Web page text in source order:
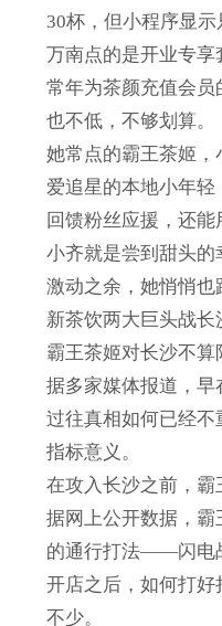
30杯，但小程序显示
万南点的是开业专享
常年为茶颜充值会
也不低，不够划算。
她常点的霸王茶姬，
爱追星的本地小年
回馈粉丝应援，还能
小齐就是尝到甜头的
激动之余，她悄悄也
新茶饮两大巨头战长
霸王茶姬对长沙不算
据多家媒体报道，早
过往真相如何已经
指标意义。
在攻入长沙之前，霸
据网上公开数据，霸
的通行打法——闪电
开店之后，如何打好
不少。